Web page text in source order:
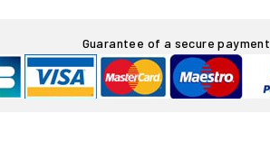
Guarantee of a secure payment